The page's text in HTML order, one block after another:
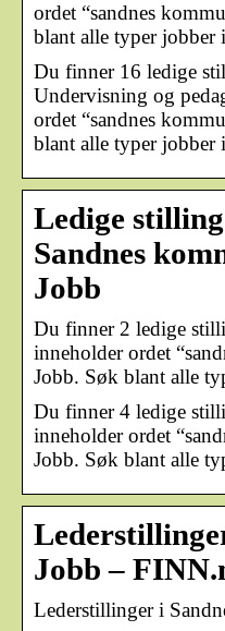
ordet “sandnes
blant alle typer
Du finner 16 ledige
Undervisning og
ordet “sandnes
blant alle typer jobber
Ledige
Sandnes
Jobb
Du finner 2 ledige
inneholder ordet
Jobb. Søk blant alle
Du finner 4 ledige
inneholder ordet
Jobb. Søk blant alle
Jobb –
Lederstillinger i